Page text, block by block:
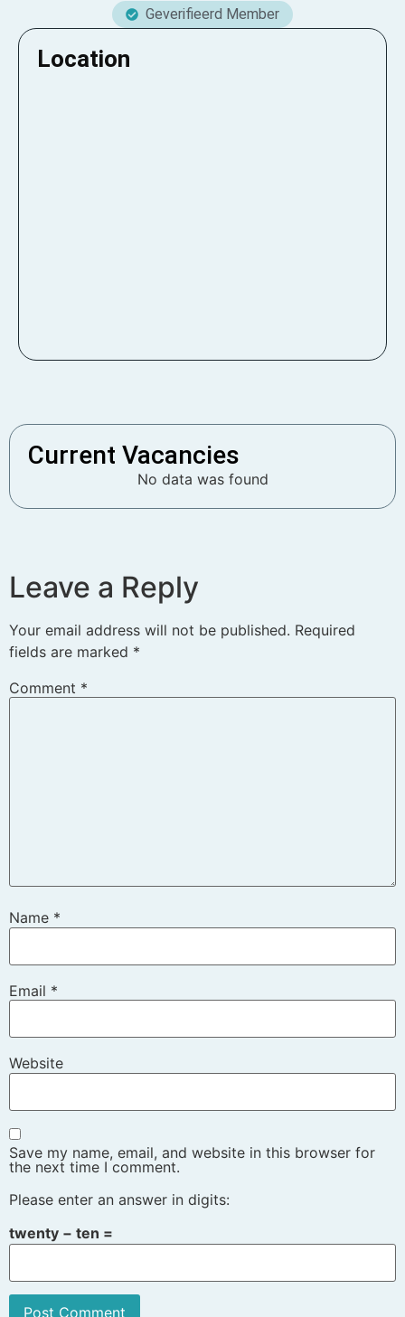
Geverifieerd Member
Location
Current Vacancies
No data was found
Leave a Reply
Your email address will not be published. Required
fields are marked *
Comment *
Name *
Email *
Website
Save my name, email, and website in this browser for
the next time I comment.
Please enter an answer in digits:
twenty − ten =